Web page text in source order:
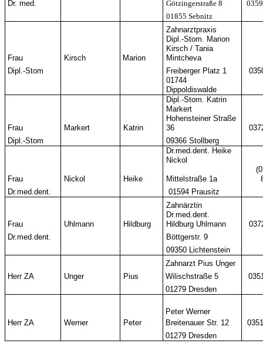
Dr. med. Götzingerstraße 8
01855 Sebnitz
Zahnarztpraxis
Frau Kirsch Marion
Dipl.-Stom. Marion
Kirsch / Tania
Mintcheva
Dipl.-Stom
Freiberger Platz 1
01744
Dippoldiswalde
Dipl.-Stom. Katrin
Markert
Frau Markert Katrin
Hohensteiner Straße
36
Dipl.-Stom
09366 Stollberg
Dr.med.dent. Heike
Nickol
Frau Nickol Heike Mittelstraße 1a
Dr.med.dent.
01594 Prausitz
Zahnärztin
Frau Uhlmann Hildburg
Dr.med.dent.
Hildburg Uhlmann
Dr.med.dent.
Böttgerstr. 9
09350 Lichtenstein
Zahnarzt Pius Unger
Herr ZA
Unger Pius Wilischstraße 5
01279 Dresden
Peter Werner
Herr ZA
Werner Peter Breitenauer Str. 12
01279 Dresden